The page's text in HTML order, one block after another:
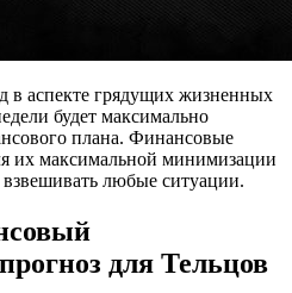
в аспекте грядущих жизненных
будет максимально
плана. Финансовые
их максимальной минимизации
любые ситуации.
для Тельцов